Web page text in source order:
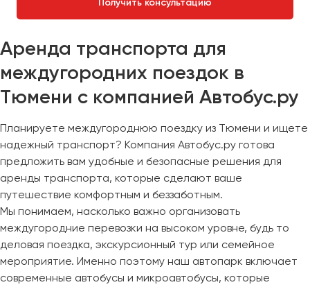
Аренда транспорта для
междугородних поездок в
Тюмени с компанией Автобус.ру
Планируете междугороднюю поездку из Тюмени и ищете
надежный транспорт? Компания Автобус.ру готова
предложить вам удобные и безопасные решения для
аренды транспорта, которые сделают ваше
путешествие комфортным и беззаботным.
Мы понимаем, насколько важно организовать
междугородние перевозки на высоком уровне, будь то
деловая поездка, экскурсионный тур или семейное
мероприятие. Именно поэтому наш автопарк включает
современные автобусы и микроавтобусы, которые